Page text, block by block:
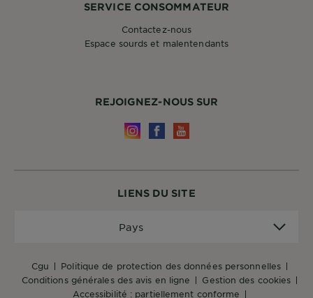
LIENS DU SITE
cgu
politique de protection des données personnelles
conditions générales des avis en ligne
gestion des cookies
accessibilité : partiellement conforme
Pays
REJOIGNEZ-NOUS SUR
SERVICE CONSOMMATEUR
Contactez-nous
Espace sourds et malentendants